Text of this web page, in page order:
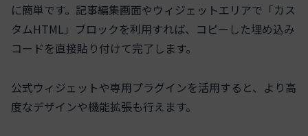
に簡単です。記事編集画面やウィジェットエリアで「カス
タムHTML」ブロックを利用すれば、コピーした埋め込み
コードを直接貼り付けて完了します。
公式ウィジェットや専用プラグインを活用すると、より高
度なデザインや機能拡張も行えます。